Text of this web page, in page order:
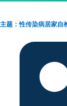
主题：性传染病居家自